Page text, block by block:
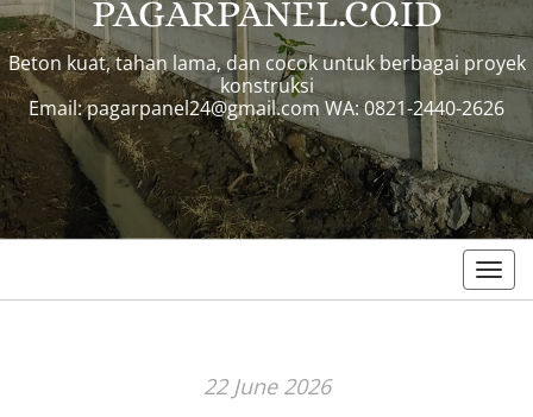
PAGARPANEL.CO.ID
Beton kuat, tahan lama, dan cocok untuk berbagai proyek
konstruksi
Email:pagarpanel24@gmail.com WA: 0821-2440-2626
22 June 2026